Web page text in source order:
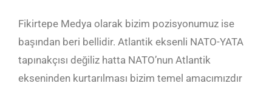
Fikirtepe Medya olarak bizim pozisyonumuz ise
başından beri bellidir. Atlantik eksenli NATO-YATA
tapınakçısı değiliz hatta NATO’nun Atlantik
ekseninden kurtarılması bizim temel amacımızdır